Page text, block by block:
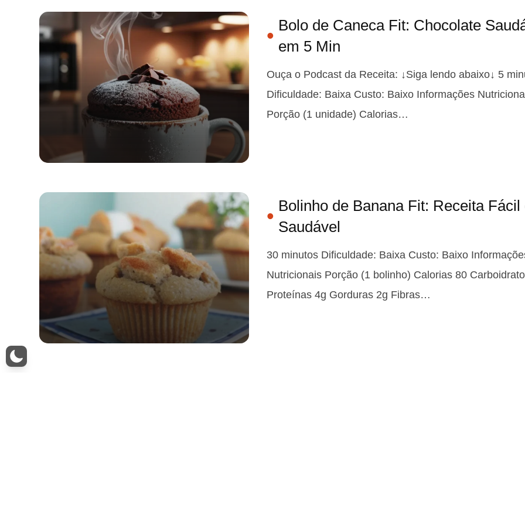
Bolo de Caneca Fit: Chocolate
em 5 Min
Ouça o Podcast da Receita: ↓Siga lendo abaixo↓ 5
Dificuldade: Baixa Custo: Baixo Informações
Porção (1 unidade) Calorias…
Bolinho de Banana Fit: Receita Fácil
Saudável
30 minutos Dificuldade: Baixa Custo: Baixo
Nutricionais Porção (1 bolinho) Calorias 80
Proteínas 4g Gorduras 2g Fibras…